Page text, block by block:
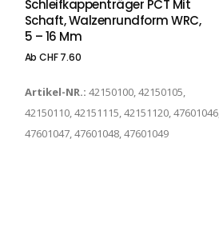
Schleifkappenträger PCT Mit
Schaft, Walzenrundform WRC,
5 – 16 Mm
AbCHF7.60
Artikel-NR.: 42150100, 42150105,
42150110, 42151115, 42151120, 47601046,
47601047, 47601048, 47601049